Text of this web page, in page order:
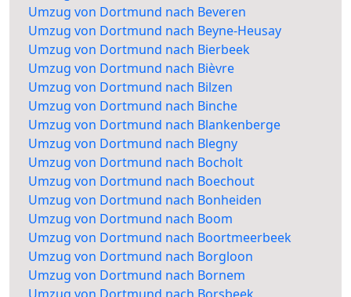
Umzug von Dortmund nach Beveren
Umzug von Dortmund nach Beyne-Heusay
Umzug von Dortmund nach Bierbeek
Umzug von Dortmund nach Bièvre
Umzug von Dortmund nach Bilzen
Umzug von Dortmund nach Binche
Umzug von Dortmund nach Blankenberge
Umzug von Dortmund nach Blegny
Umzug von Dortmund nach Bocholt
Umzug von Dortmund nach Boechout
Umzug von Dortmund nach Bonheiden
Umzug von Dortmund nach Boom
Umzug von Dortmund nach Boortmeerbeek
Umzug von Dortmund nach Borgloon
Umzug von Dortmund nach Bornem